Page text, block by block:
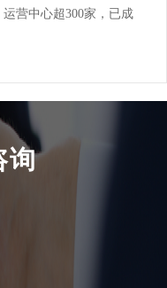
营中心超300家，已成
询